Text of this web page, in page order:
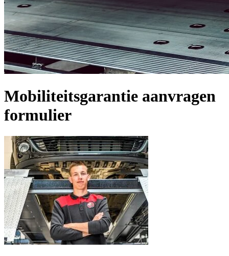
Mobiliteitsgarantie aanvragen
formulier